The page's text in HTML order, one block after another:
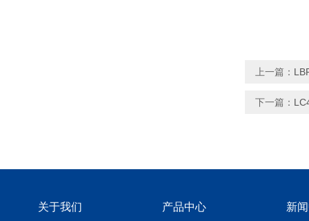
上一篇：
下一篇：
关于我们 产品中心 新